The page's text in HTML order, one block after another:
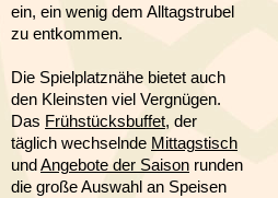
ein, ein wenig dem Alltagstrubel
zu entkommen.
Die Spielplatznähe bietet auch
den Kleinsten viel Vergnügen.
Das Frühstücksbuffet, der
täglich wechselnde Mittagstisch
und Angebote der Saison runden
die große Auswahl an Speisen